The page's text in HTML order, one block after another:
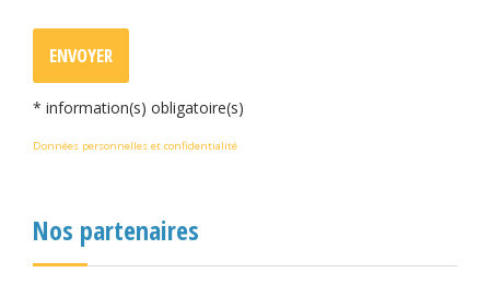
ENVOYER
* information(s) obligatoire(s)
Données personnelles et confidentialité
Nos partenaires